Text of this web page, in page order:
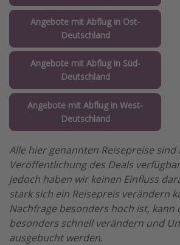
Angebote mit Abflug in Ost-
Deutschland
Angebote mit Abflug in Süd-
Deutschland
Angebote mit Abflug in West-
Deutschland
Alle hier genannten Reisepreise
Veröffentlichung des Deals
jedoch haben wir keinen Einfluss
stark sich ein Reisepreis verändern
Nachfrage besonders hoch ist, kann
besonders schnell verändern und
ausgebucht werden.